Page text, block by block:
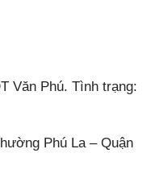
Văn Phú. Tình trạng:
Phú La – Quận